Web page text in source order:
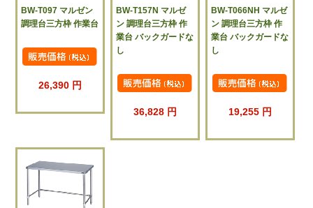
BW-T097 マルゼン
調理台三方枠 作業台
26,390 円
BW-T157N マルゼ
ン 調理台三方枠 作
業台 バックガードな
し
36,828 円
BW-T066NH マルゼ
ン 調理台三方枠 作
業台 バックガードな
し
19,255 円